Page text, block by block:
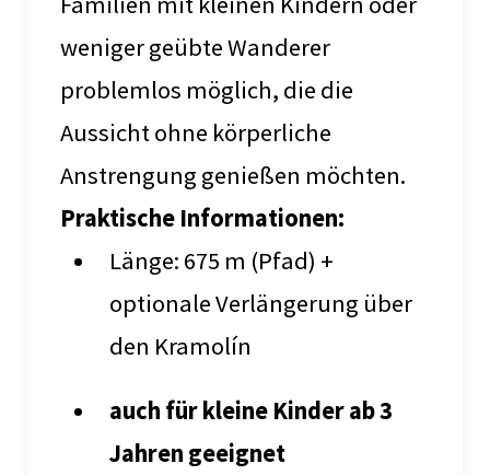
weniger geübte Wanderer
problemlos möglich, die die
Aussicht ohne körperliche
Anstrengung genießen möchten.
Praktische Informationen:
Länge: 675 m (Pfad) +
optionale Verlängerung über
den Kramolín
auch für kleine Kinder ab 3
Jahren geeignet